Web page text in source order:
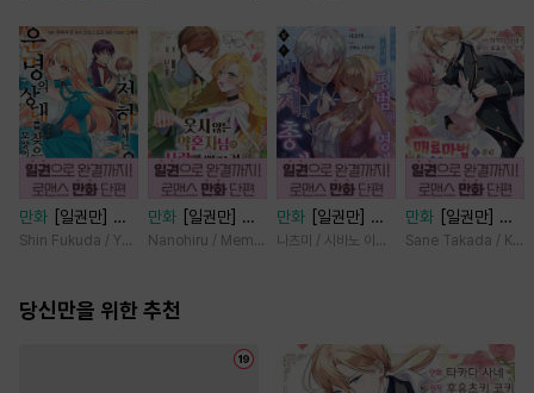
만화
[일권만] 전
하께서는 오늘도
(웃음) [단행본]
Shin Fukuda / Yoko Kurosu
만화
[일권만] 웃
지 않는 약혼자님
습니다 [단행본]
Nanohiru / Memeko
만화
[일권만] 모
든 것을 포기한 평
나츠미 / 시바노 이즈미
만화
[일권만] 매
료 마법에 걸린 척
Sane Takada /
당신만을 위한 추천